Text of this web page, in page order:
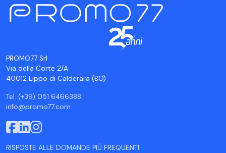
PROMO77 Srl
Via della Corte 2/A
40012 Lippo di Calderara (BO)
Tel. (+39) 051 6466388
info@promo77.com
RISPOSTE ALLE DOMANDE PIÙ FREQUENTI